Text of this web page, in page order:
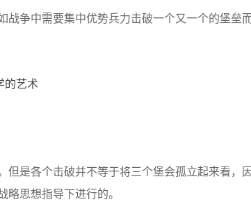
争中需要集中优势兵力击破一个又一个的堡垒
是各个击破并不等于将三个堡会孤立起来看，
思想指导下进行的。